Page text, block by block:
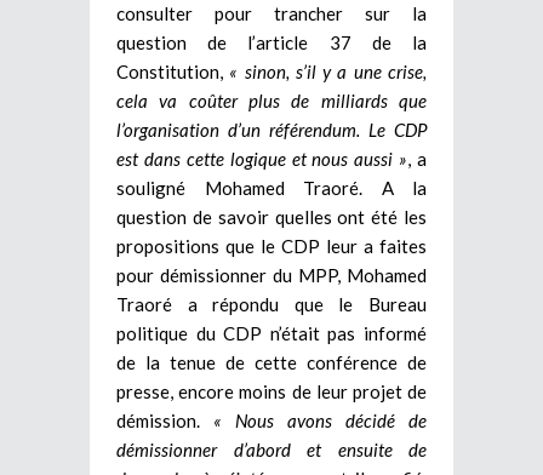
consulter pour trancher sur la
question de l’article 37 de la
Constitution, « sinon, s’il y a une crise,
cela va coûter plus de milliards que
l’organisation d’un référendum. Le CDP
est dans cette logique et nous aussi » , a
souligné Mohamed Traoré. A la
question de savoir quelles ont été les
propositions que le CDP leur a faites
pour démissionner du MPP, Mohamed
Traoré a répondu que le Bureau
politique du CDP n’était pas informé
de la tenue de cette conférence de
presse, encore moins de leur projet de
démission. « Nous avons décidé de
démissionner d’abord et ensuite de